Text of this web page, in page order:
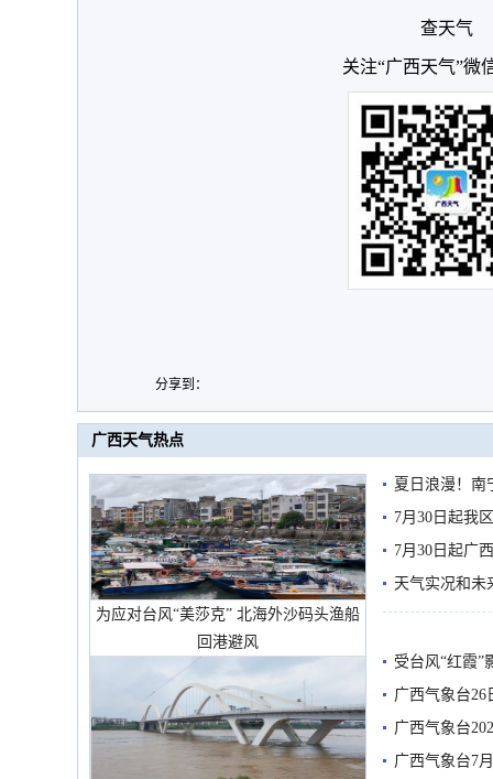
查天气
关注“广西天气”微
分享到：
广西天气热点
为应对台风“美莎克” 北海外沙码头渔船
回港避风
夏日浪漫！南
7月30日起我
7月30日起广
天气实况和未
受台风“红霞”
有较强降雨
广西气象台26
广西气象台
预警
广西气象台7